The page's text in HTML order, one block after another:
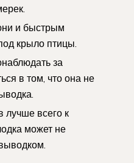
и быстрым
крыло птицы.
за
в том, что она не
лучше всего к
может не